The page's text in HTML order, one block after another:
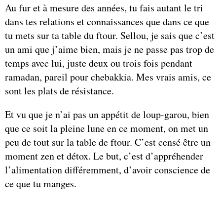
Au fur et à mesure des années, tu fais autant le tri
dans tes relations et connaissances que dans ce que
tu mets sur ta table du ftour. Sellou, je sais que c’est
un ami que j’aime bien, mais je ne passe pas trop de
temps avec lui, juste deux ou trois fois pendant
ramadan, pareil pour chebakkia. Mes vrais amis, ce
sont les plats de résistance.
Et vu que je n’ai pas un appétit de loup-garou, bien
que ce soit la pleine lune en ce moment, on met un
peu de tout sur la table de ftour. C’est censé être un
moment zen et détox. Le but, c’est d’appréhender
l’alimentation différemment, d’avoir conscience de
ce que tu manges.